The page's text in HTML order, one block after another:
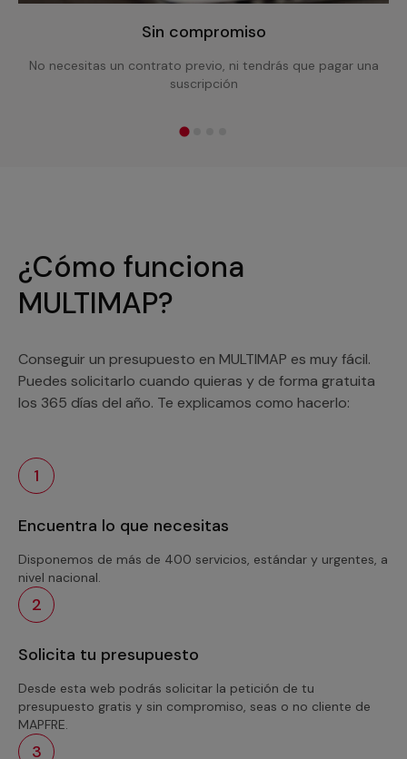
Sin compromiso
No necesitas un contrato previo, ni tendrás que pagar una
suscripción
¿Cómo funciona
MULTIMAP?
Conseguir un presupuesto en MULTIMAP es muy fácil.
Puedes solicitarlo cuando quieras y de forma gratuita
los 365 días del año. Te explicamos como hacerlo:
1
Encuentra lo que necesitas
Disponemos de más de 400 servicios, estándar y urgentes, a
nivel nacional.
2
Solicita tu presupuesto
Desde esta web podrás solicitar la petición de tu
presupuesto gratis y sin compromiso, seas o no cliente de
MAPFRE.
3